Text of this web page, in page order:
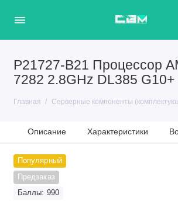
P21727-B21 Процессор
7282 2.8GHz DL385 G10+
Главная Серверные компоненты
Описание Характеристики
Популярный
Предзаказ
Баллы: 990